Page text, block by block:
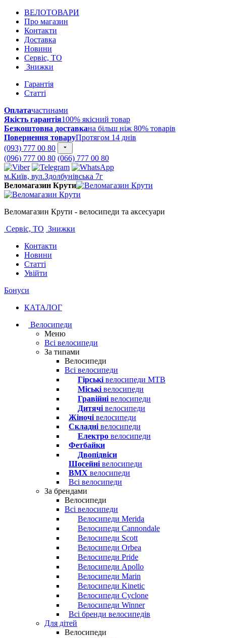
ВЕЛОТОВАРИ
Про магазин
Контакти
Доставка
Новини
Сервіс, ТО
Знижки
Гарантія
Статті
Оплатачастинами
Якість гарантія100% якісний товар
Безкоштовна доставкана більш ніж 80% товарів
Повернення товаруПротягом 14 днів
(093) 777 00 80
(096) 777 00 80 (066) 777 00 80
м.Київ, вул.Здолбунівська 7г
Веломагазин Крути
Веломагазин Крути - велосипеди та аксесуари
Сервіс, ТО Знижки
Контакти
Новини
Статті
Увійти
Бонуси
КАТАЛОГ
Велосипеди
Меню
Всі велосипеди
За типами
Велосипеди
Всі велосипеди
Гірські велосипеди MTB
Міські велосипеди
Гравійні велосипеди
Дитячі велосипеди
Жіночі велосипеди
Складні велосипеди
Електро велосипеди
Фетбайки
Двопідвіси
Шосейні велосипеди
BMX велосипеди
Всі велосипеди
За брендами
Велосипеди
Всі велосипеди
Велосипеди Merida
Велосипеди Cannondale
Велосипеди Scott
Велосипеди Orbea
Велосипеди Pride
Велосипеди Apollo
Велосипеди Marin
Велосипеди Kinetic
Велосипеди Cyclone
Велосипеди Winner
Всі бренди велосипедів
Для дітей
Велосипеди